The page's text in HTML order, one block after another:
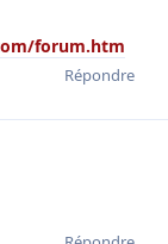
forum.htm
Répondre